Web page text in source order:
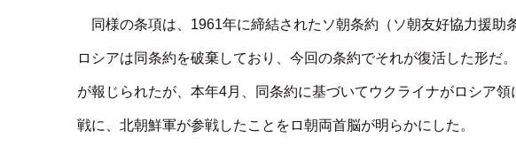
同様の条項は、1961年に締結されたソ朝条約（ソ朝友好協力援助
ロシアは同条約を破棄しており、今回の条約でそれが復活した形だ
が報じられたが、本年4月、同条約に基づいてウクライナがロシア
戦に、北朝鮮軍が参戦したことをロ朝両首脳が明らかにした。